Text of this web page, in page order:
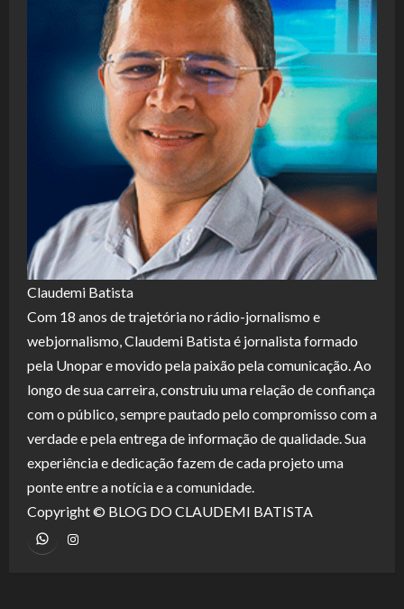
Claudemi Batista
Com 18 anos de trajetória no rádio-jornalismo e
webjornalismo, Claudemi Batista é jornalista formado
pela Unopar e movido pela paixão pela comunicação. Ao
longo de sua carreira, construiu uma relação de confiança
com o público, sempre pautado pelo compromisso com a
verdade e pela entrega de informação de qualidade. Sua
experiência e dedicação fazem de cada projeto uma
ponte entre a notícia e a comunidade.
Copyright © BLOG DO CLAUDEMI BATISTA
WhatsApp Instagram